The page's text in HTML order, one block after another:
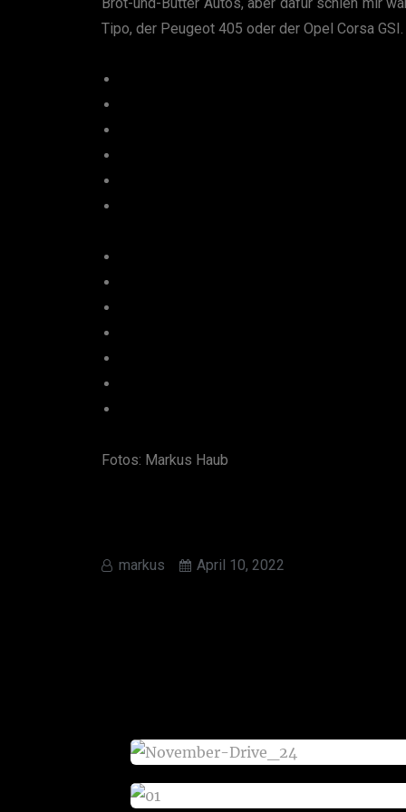
Tipo, der Peugeot 405 oder der Opel Corsa GSI.
Fotos: Markus Haub
markus April 10, 2022